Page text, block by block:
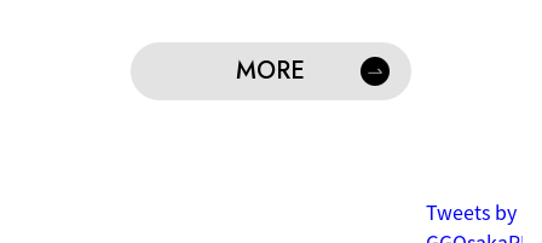
関西公務員ネットワーク研修会（第3回）を開催！
書いて、ととのう。うめきたの夜。〜ジャーナリングワークショ
MORE
Tweets by